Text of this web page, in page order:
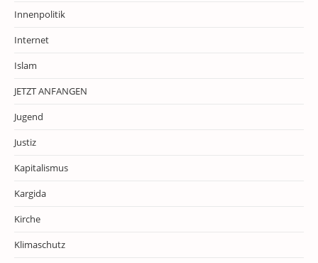
Innenpolitik
Internet
Islam
JETZT ANFANGEN
Jugend
Justiz
Kapitalismus
Kargida
Kirche
Klimaschutz